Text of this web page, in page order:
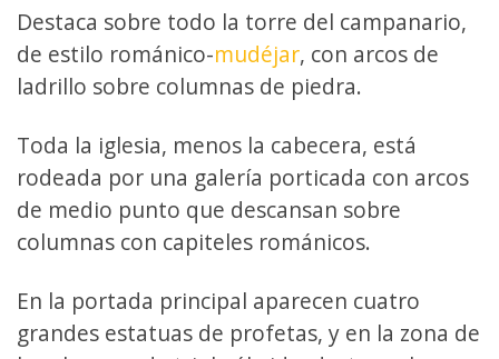
Destaca sobre todo la torre del campanario,
de estilo románico-mudéjar, con arcos de
ladrillo sobre columnas de piedra.
Toda la iglesia, menos la cabecera, está
rodeada por una galería porticada con arcos
de medio punto que descansan sobre
columnas con capiteles románicos.
En la portada principal aparecen cuatro
grandes estatuas de profetas, y en la zona de